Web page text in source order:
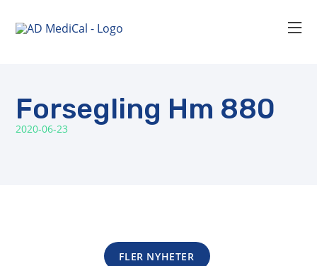
Forsegling Hm 880
2020-06-23
FLER NYHETER